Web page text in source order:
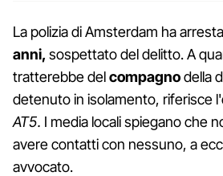
La polizia di Amsterdam ha
anni, sospettato del delitto. A
tratterebbe delcompagnodella
detenuto in isolamento, riferisce
AT5. I media locali spiegano che
avere contatti con nessuno, a
avvocato.